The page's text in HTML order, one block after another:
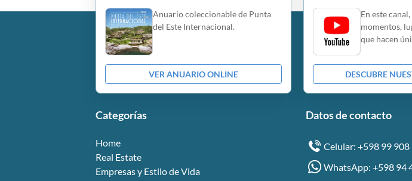
Anuario coleccionable de Punta
del Este Internacional.
VER ANUARIO ONLINE
En este
momentos,
que hacen
DESCUBRE
Categorías
Home
Real Estate
Empresas y Estilo de Vida
Datos de contacto
Celular: +598 99 908
WhatsApp: +598 94